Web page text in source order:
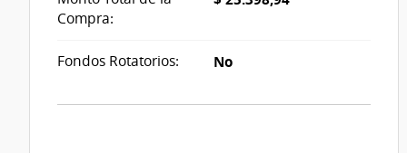
Compra:
Fondos Rotatorios: No